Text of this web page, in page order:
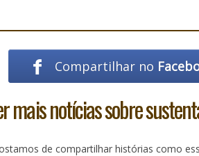
Compartilhar no
mais notícias sobre
de compartilhar histórias como